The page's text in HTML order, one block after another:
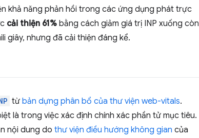
khả năng phản hồi trong các ứng dụng phát trực
cải thiện 61% bằng cách giảm giá trị INP xuống còn
giây, nhưng đã cải thiện đáng kể.
từ bản dựng phân bổ của thư viện web-vitals.
là trong việc xác định chính xác phần tử mục tiêu.
nội dung do thư viện điều hướng không gian của